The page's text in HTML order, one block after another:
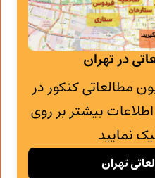
در تهران
مطالعاتی کنکور در
بیشتر بر روی
نمایید
تهران